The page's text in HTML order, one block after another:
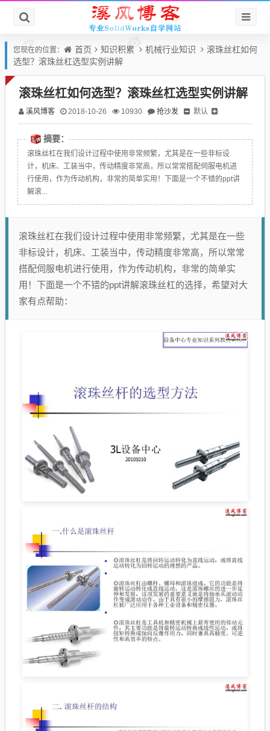
您现在的位置： 首页 知识积累 机械行业知识
滚珠丝杠如何
选型？滚珠丝杠选型实例讲解
滚珠丝杠如何选型？滚珠丝杠选型实例讲解
溪风博客 2018-10-26 10930 抢沙发 默认
摘要：
滚珠丝杠在我们设计过程中使用非常频繁，尤其是在一些非标设
计，机床、工装当中，传动精度非常高，所以常常搭配伺服电机进
行使用，作为传动机构，非常的简单实用！下面是一个不错的ppt讲
解滚...
滚珠丝杠在我们设计过程中使用非常频繁，尤其是在一些
非标设计，机床、工装当中，传动精度非常高，所以常常
搭配伺服电机进行使用，作为传动机构，非常的简单实
用！下面是一个不错的ppt讲解滚珠丝杠的选择，希望对大
家有点帮助：